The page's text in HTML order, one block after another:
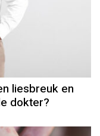
liesbreuk en
dokter?